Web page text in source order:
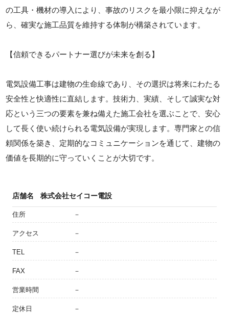
の工具・機材の導入により、事故のリスクを最小限に抑えなが
ら、確実な施工品質を維持する体制が構築されています。
【信頼できるパートナー選びが未来を創る】
電気設備工事は建物の生命線であり、その選択は将来にわたる
安全性と快適性に直結します。技術力、実績、そして誠実な対
応という三つの要素を兼ね備えた施工会社を選ぶことで、安心
して長く使い続けられる電気設備が実現します。専門家との信
頼関係を築き、定期的なコミュニケーションを通じて、建物の
価値を長期的に守っていくことが大切です。
店舗名 株式会社セイコー電設
住所 －
アクセス －
TEL －
FAX －
営業時間 －
定休日 －